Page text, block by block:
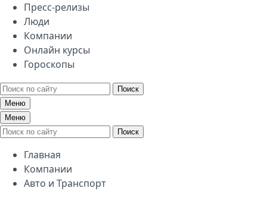
Пресс-релизы
Люди
Компании
Онлайн курсы
Гороскопы
Поиск
Меню
Меню
Поиск
Главная
Компании
Авто и Транспорт